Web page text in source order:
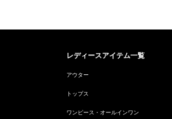
レディースアイテム一覧
アウター
トップス
ワンピース・オールインワン